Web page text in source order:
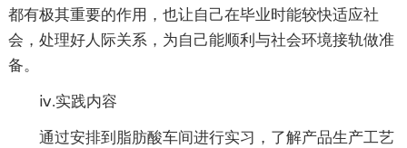
都有极其重要的作用，也让自己在毕业时能较快适应社
会，处理好人际关系，为自己能顺利与社会环境接轨做准
备。
ⅳ.实践内容
通过安排到脂肪酸车间进行实习，了解产品生产工艺